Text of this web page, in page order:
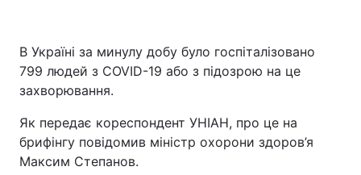
В Україні за минулу добу було госпіталізовано
799 людей з COVID-19 або з підозрою на це
захворювання.
Як передає кореспондент УНІАН, про це на
брифінгу повідомив міністр охорони здоров’я
Максим Степанов.